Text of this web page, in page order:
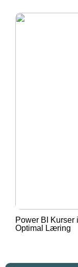
Power BI Kurser
Optimal Læring